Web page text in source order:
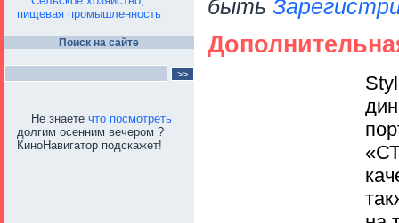
пищевая промышленность
Поиск на сайте
Не знаете что посмотреть
долгим осенним вечером ?
КиноНавигатор подскажет!
быть